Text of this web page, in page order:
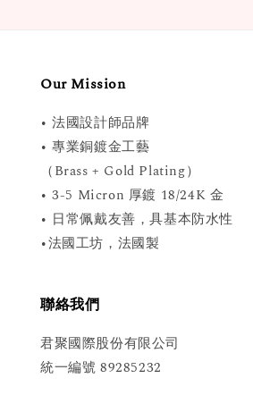
Our Mission
• 法國設計師品牌
• 專業銅鍍金工藝
（Brass + Gold Plating）
• 3-5 Micron 厚鍍 18/24K 金
• 日常佩戴友善，具基本防水性
•法國工坊，法國製
聯絡我們
君聚國際股份有限公司
統一編號 89285232